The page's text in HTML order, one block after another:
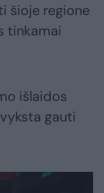
šioje regione
tinkamai
išlaidos
gauti